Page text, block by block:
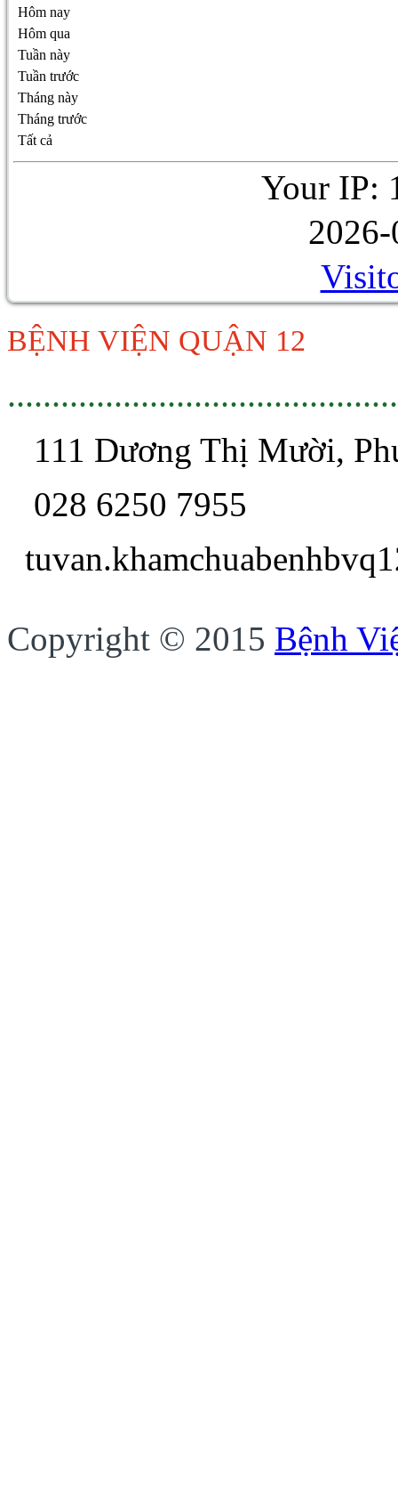
Hôm nay
Hôm qua
Tuần này
Tuần trước
Tháng này
Tháng trước
Tất cả
Your IP:
BỆNH VIỆN QUẬN 12
111 Dương Thị Mười,
028 6250 7955
Copyright © 2015 Bệnh